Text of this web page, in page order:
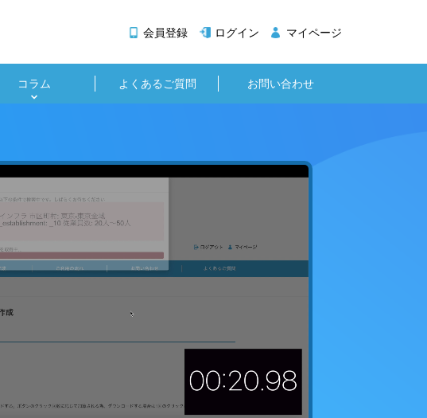
会員登録 ログイン マイページ
コラム よくあるご質問 お問い合わせ